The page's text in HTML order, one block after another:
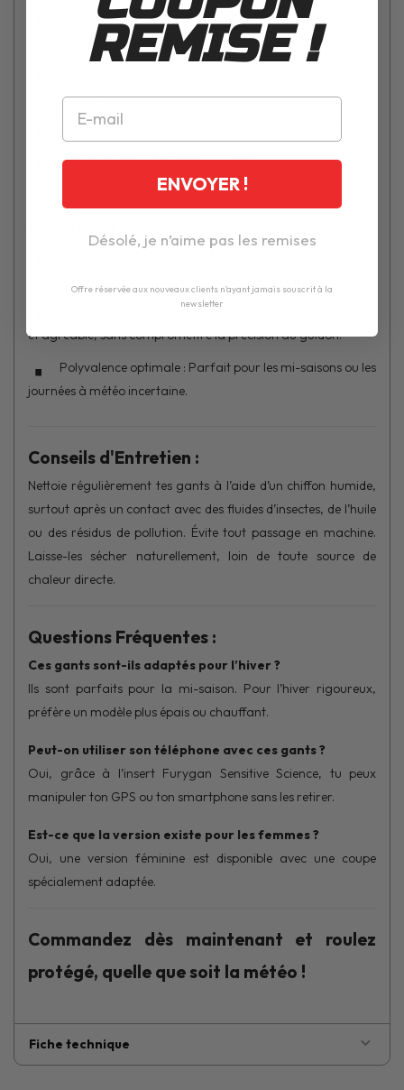
Matière de la coque : Mix Ripstop, cuir de chèvre,
polyamide haute ténacité
Sensitive Science)
Système de fermeture : Serrage poignet par velcro
Homologation : CE EPI niveau 1 KP
Confort toutes saisons : Doublure micropolaire chaude
et agréable, sans compromettre la précision au guidon.
Polyvalence optimale : Parfait pour les mi-saisons ou les
journées à météo incertaine.
Conseils d'Entretien :
Nettoie régulièrement tes gants à l’aide d’un chiffon humide,
surtout après un contact avec des fluides d’insectes, de l’huile
ou des résidus de pollution. Évite tout passage en machine.
Laisse-les sécher naturellement, loin de toute source de
chaleur directe.
Questions Fréquentes :
Ces gants sont-ils adaptés pour l’hiver ?
Ils sont parfaits pour la mi-saison. Pour l’hiver rigoureux,
préfère un modèle plus épais ou chauffant.
Peut-on utiliser son téléphone avec ces gants ?
Oui, grâce à l’insert Furygan Sensitive Science, tu peux
manipuler ton GPS ou ton smartphone sans les retirer.
Est-ce que la version existe pour les femmes ?
Oui, une version féminine est disponible avec une coupe
spécialement adaptée.
Commandez dès maintenant et roulez
protégé, quelle que soit la météo !
Fiche technique
REMISE !
ENVOYER !
Désolé, je n’aime pas les remises
Offre réservée aux nouveaux clients n'ayant jamais souscrit à la
newsletter